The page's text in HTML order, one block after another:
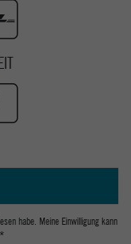
habe. Meine Einwilligung kann